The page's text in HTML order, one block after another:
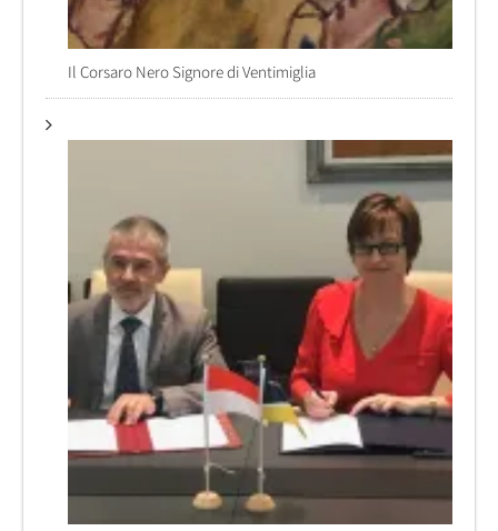
Il Corsaro Nero Signore di Ventimiglia